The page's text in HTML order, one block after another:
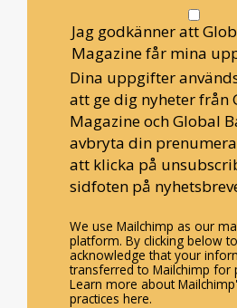
Jag godkänner att
Magazine får mina
Dina uppgifter
att ge dig nyheter från
Magazine och Global
avbryta din
att klicka på
sidfoten på
We use Mailchimp as our
platform. By clicking below
acknowledge that your
transferred to Mailchimp for
Learn more about
practices here.